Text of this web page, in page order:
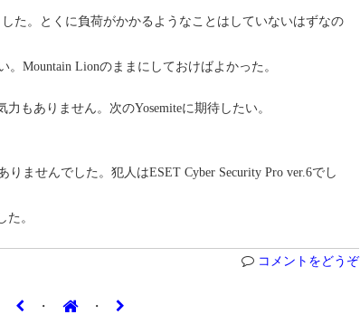
た。とくに負荷がかかるようなことはしていないはずなの
。Mountain Lionのままにしておけばよかった。
もありません。次のYosemiteに期待したい。
りませんでした。犯人はESET Cyber Security Pro ver.6でし
た。
コメントをどうぞ
・ ・